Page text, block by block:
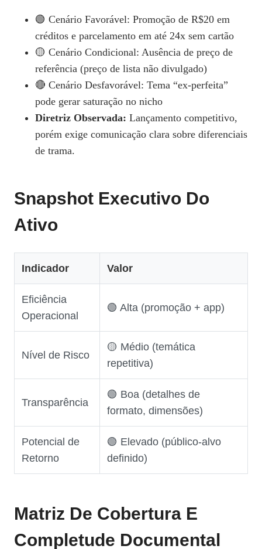
🟢 Cenário Favorável: Promoção de R$20 em
créditos e parcelamento em até 24x sem cartão
🟡 Cenário Condicional: Ausência de preço de
referência (preço de lista não divulgado)
🔴 Cenário Desfavorável: Tema “ex‑perfeita”
pode gerar saturação no nicho
Diretriz Observada: Lançamento competitivo,
porém exige comunicação clara sobre diferenciais
de trama.
Snapshot Executivo Do
Ativo
Indicador Valor
Eficiência
Operacional
🟢 Alta (promoção + app)
Nível de Risco
🟡 Médio (temática
repetitiva)
Transparência
🟢 Boa (detalhes de
formato, dimensões)
Potencial de
Retorno
🟢 Elevado (público‑alvo
definido)
Matriz De Cobertura E
Completude Documental